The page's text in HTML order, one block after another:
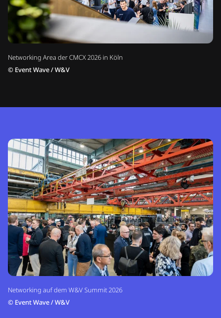
Networking Area der CMCX 2026 in Köln
© Event Wave / W&V
Networking auf dem W&V Summit 2026
© Event Wave / W&V